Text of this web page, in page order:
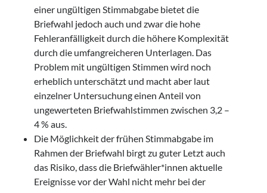
einer ungültigen Stimmabgabe bietet die
Briefwahl jedoch auch und zwar die hohe
Fehleranfälligkeit durch die höhere Komplexität
durch die umfangreicheren Unterlagen. Das
Problem mit ungültigen Stimmen wird noch
erheblich unterschätzt und macht aber laut
einzelner Untersuchung einen Anteil von
ungewerteten Briefwahlstimmen zwischen 3,2 –
4 % aus.
Die Möglichkeit der frühen Stimmabgabe im
Rahmen der Briefwahl birgt zu guter Letzt auch
das Risiko, dass die Briefwähler*innen aktuelle
Ereignisse vor der Wahl nicht mehr bei der